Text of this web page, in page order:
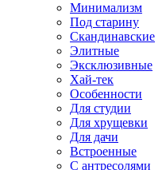
Минимализм
Под старину
Скандинавские
Элитные
Эксклюзивные
Хай-тек
Особенности
Для студии
Для хрущевки
Для дачи
Встроенные
С антресолями